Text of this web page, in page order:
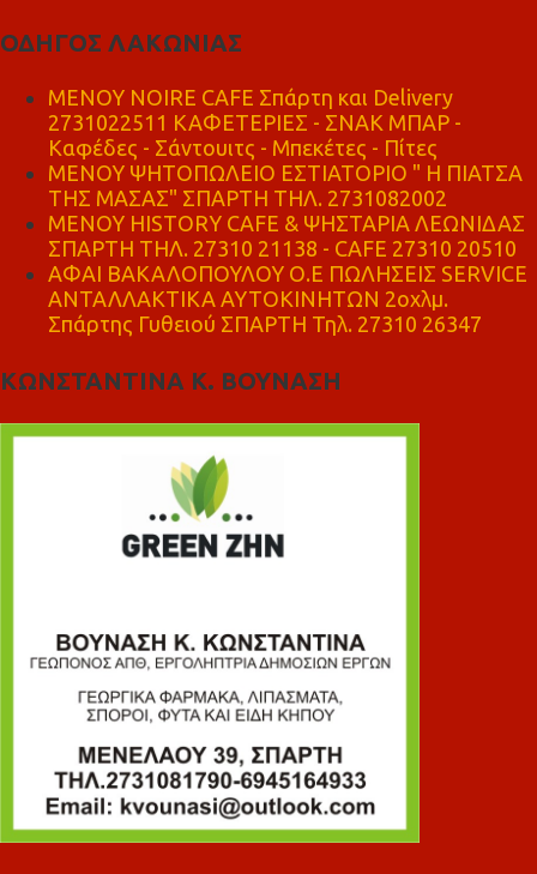
ΟΔΗΓΟΣ ΛΑΚΩΝΙΑΣ
MENOY NOIRE CAFE Σπάρτη και Delivery
2731022511 ΚΑΦΕΤΕΡΙΕΣ - ΣΝΑΚ ΜΠΑΡ -
Καφέδες - Σάντουιτς - Μπεκέτες - Πίτες
ΜΕΝΟΥ ΨΗΤΟΠΩΛΕΙΟ ΕΣΤΙΑΤΟΡΙΟ " Η ΠΙΑΤΣΑ
ΤΗΣ ΜΑΣΑΣ" ΣΠΑΡΤΗ ΤΗΛ. 2731082002
ΜΕΝΟΥ HISTORY CAFE & ΨΗΣΤΑΡΙΑ ΛΕΩΝΙΔΑΣ
ΣΠΑΡΤΗ ΤΗΛ. 27310 21138 - CAFE 27310 20510
ΑΦΑΙ ΒΑΚΑΛΟΠΟΥΛΟΥ Ο.Ε ΠΩΛΗΣΕΙΣ SERVICE
ΑΝΤΑΛΛΑΚΤΙΚΑ ΑΥΤΟΚΙΝΗΤΩΝ 2οχλμ.
Σπάρτης Γυθειού ΣΠΑΡΤΗ Τηλ. 27310 26347
ΚΩΝΣΤΑΝΤΙΝΑ Κ. ΒΟΥΝΑΣΗ